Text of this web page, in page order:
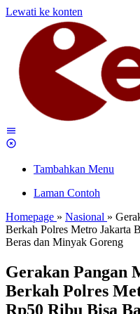
Lewati ke konten
Tambahkan Menu
Laman Contoh
Homepage » Nasional »
Berkah Polres Metro Jakarta
Beras dan Minyak Goreng
Gerakan Pangan
Berkah Polres
Rp50 Ribu Bisa